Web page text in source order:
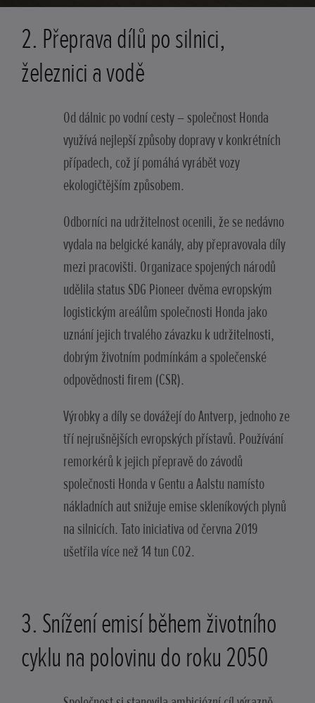
2. Přeprava dílů po silnici,
železnici a vodě
Od dálnic po vodní cesty – společnost Honda
využívá nejlepší způsoby dopravy v konkrétních
případech, což jí pomáhá vyrábět vozy
ekologičtějším způsobem.
Odborníci na udržitelnost ocenili, že se nedávno
vydala na belgické kanály, aby přepravovala díly
mezi pracovišti. Organizace spojených národů
udělila status SDG Pioneer dvěma evropským
logistickým areálům společnosti Honda jako
uznání jejich trvalého závazku k udržitelnosti,
dobrým životním podmínkám a společenské
odpovědnosti firem (CSR).
Výrobky a díly se dovážejí do Antverp, jednoho ze
tří nejrušnějších evropských přístavů. Používání
remorkérů k jejich přepravě do závodů
společnosti Honda v Gentu a Aalstu namísto
nákladních aut snižuje emise skleníkových plynů
na silnicích. Tato iniciativa od června 2019
ušetřila více než 14 tun CO2.
3. Snížení emisí během životního
cyklu na polovinu do roku 2050